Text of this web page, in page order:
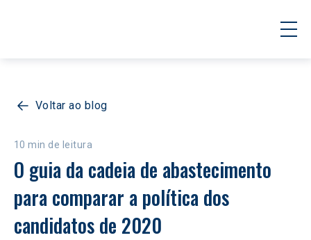
Voltar ao blog
10 min de leitura
O guia da cadeia de abastecimento
para comparar a política dos
candidatos de 2020